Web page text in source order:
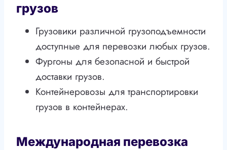
грузов
Грузовики различной грузоподъемности
доступные для перевозки любых грузов.
Фургоны для безопасной и быстрой
доставки грузов.
Контейнеровозы для транспортировки
грузов в контейнерах.
Международная перевозка